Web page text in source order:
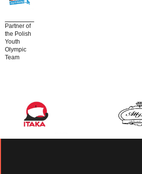
Partner of
the Polish
Youth
Olympic
Team